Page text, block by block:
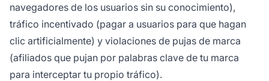
navegadores de los usuarios sin su conocimiento),
tráfico incentivado (pagar a usuarios para que hagan
clic artificialmente) y violaciones de pujas de marca
(afiliados que pujan por palabras clave de tu marca
para interceptar tu propio tráfico).